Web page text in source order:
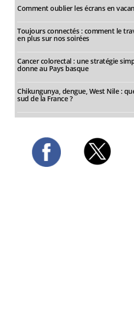
Comment oublier les écrans en
Toujours connectés : comment le
en plus sur nos soirées
Cancer colorectal : une stratégie
donne au Pays basque
Chikungunya, dengue, West Nile :
sud de la France ?